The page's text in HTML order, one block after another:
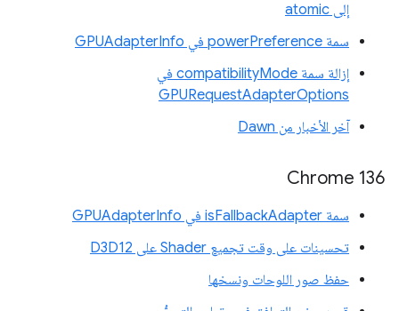
إلى atomic
سمة powerPreference في GPUAdapterInfo
إزالة سمة compatibilityMode في
GPURequestAdapterOptions
آخر الأخبار من Dawn
Chrome 136
سمة isFallbackAdapter في GPUAdapterInfo
تحسينات على وقت تجميع Shader على D3D12
حفظ صور اللوحات ونسخها